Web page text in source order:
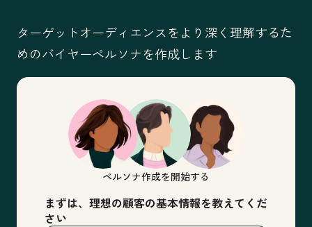
ターゲットオーディエンスをより深く理解するた
めのバイヤーペルソナを作成します
ペルソナ作成を開始する
まずは、理想の顧客の基本情報を教えてくだ
さい